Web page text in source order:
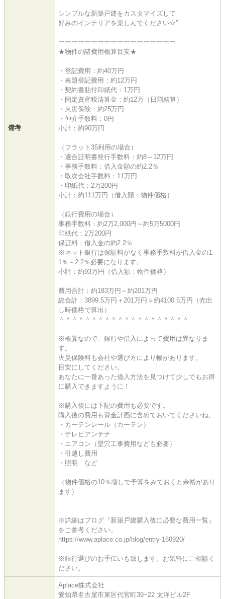
備考
シンプルな新築戸建をカスタマイズして
好みのインテリアを楽しんでください☆”
ーーーーーーーーーーーーーーーーーー
★物件の諸費用概算目安★
・登記費用：約40万円
・表題登記費用：約12万円
・契約書貼付印紙代：1万円
・固定資産税清算金：約12万（日割精算）
・火災保険：約25万円
・仲介手数料：0円
小計：約90万円
（フラット35利用の場合）
・適合証明書発行手数料：約8～12万円
・事務手数料：借入金額の約2.2％
・取次会社手数料：11万円
・印紙代：2万200円
小計：約111万円（借入額：物件価格）
（銀行費用の場合）
事務手数料：約2万2,000円～約5万5000円
印紙代：2万200円
保証料：借入金の約2.2％
※ネット銀行は保証料がなく事務手数料が借入金の1.
1％～2.2％必要になります。
小計：約93万円（借入額：物件価格）
費用合計：約183万円～約201万円
総合計：3899.5万円＋201万円＝約4100.5万円（売出
し時価格で算出）
＾＾＾＾＾＾＾＾＾＾＾＾＾＾＾＾＾＾＾＾
※概算なので、銀行や借入によって費用は異なりま
す。
火災保険料も会社や選び方により幅があります。
目安にしてください。
あなたに一番あった借入方法を見つけて少しでもお得
に購入できますように！
※購入後には下記の費用も必要です。
購入後の費用も資金計画に含めておいてくださいね。
・カーテンレール（カーテン）
・テレビアンテナ
・エアコン（壁穴工事費用なども必要）
・引越し費用
・照明 など
（物件価格の10％増しで予算をみておくと余裕があり
ます）
※詳細はブログ『新築戸建購入後に必要な費用一覧』
をご参考ください。
https://www.aplace.co.jp/blog/entry-160920/
※銀行選びのお手伝いも致します。お気軽にご相談く
ださい。
Aplace株式会社
愛知県名古屋市東区代官町39−22 太洋ビル2F